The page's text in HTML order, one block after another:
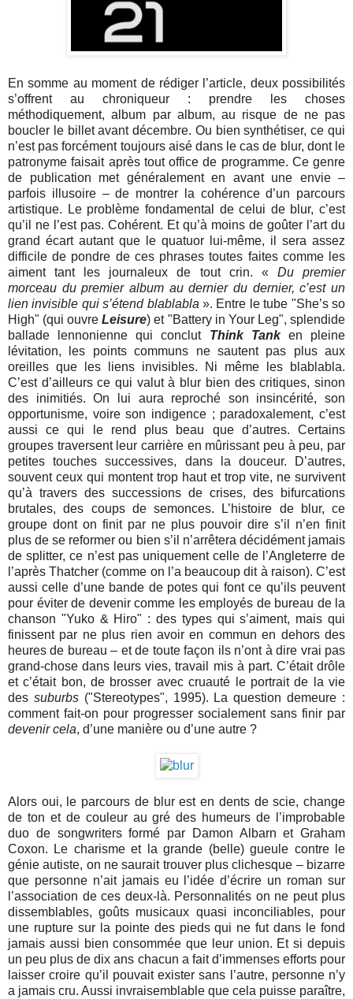
En somme au moment de rédiger l’article, deux possibilités
s’offrent au chroniqueur : prendre les choses
méthodiquement, album par album, au risque de ne pas
boucler le billet avant décembre. Ou bien synthétiser, ce qui
n’est pas forcément toujours aisé dans le cas de blur, dont le
patronyme faisait après tout office de programme. Ce genre
de publication met généralement en avant une envie –
parfois illusoire – de montrer la cohérence d’un parcours
artistique. Le problème fondamental de celui de blur, c’est
qu’il ne l’est pas. Cohérent. Et qu’à moins de goûter l’art du
grand écart autant que le quatuor lui-même, il sera assez
difficile de pondre de ces phrases toutes faites comme les
aiment tant les journaleux de tout crin. « Du premier
morceau du premier album au dernier du dernier, c’est un
lien invisible qui s’étend blablabla ». Entre le tube "She’s so
High" (qui ouvreLeisure) et "Battery in Your Leg", splendide
ballade lennonienne qui conclut Think Tank
en pleine
lévitation, les points communs ne sautent pas plus aux
oreilles que les liens invisibles. Ni même les blablabla.
C’est d’ailleurs ce qui valut à blur bien des critiques, sinon
des inimitiés. On lui aura reproché son insincérité, son
opportunisme, voire son indigence ; paradoxalement, c’est
aussi ce qui le rend plus beau que d’autres. Certains
groupes traversent leur carrière en mûrissant peu à peu, par
petites touches successives, dans la douceur. D’autres,
souvent ceux qui montent trop haut et trop vite, ne survivent
qu’à travers des successions de crises, des bifurcations
brutales, des coups de semonces. L’histoire de blur, ce
groupe dont on finit par ne plus pouvoir dire s’il n’en finit
plus de se reformer ou bien s’il n’arrêtera décidément jamais
de splitter, ce n’est pas uniquement celle de l’Angleterre de
l’après Thatcher (comme on l’a beaucoup dit à raison). C’est
aussi celle d’une bande de potes qui font ce qu’ils peuvent
pour éviter de devenir comme les employés de bureau de la
chanson "Yuko & Hiro" : des types qui s’aiment, mais qui
finissent par ne plus rien avoir en commun en dehors des
heures de bureau – et de toute façon ils n’ont à dire vrai pas
grand-chose dans leurs vies, travail mis à part. C’était drôle
et c’était bon, de brosser avec cruauté le portrait de la vie
des suburbs("Stereotypes", 1995). La question demeure :
comment fait-on pour progresser socialement sans finir par
devenir cela, d’une manière ou d’une autre ?
Alors oui, le parcours de blur est en dents de scie, change
de ton et de couleur au gré des humeurs de l’improbable
duo de songwriters formé par Damon Albarn et Graham
Coxon. Le charisme et la grande (belle) gueule contre le
génie autiste, on ne saurait trouver plus clichesque – bizarre
que personne n’ait jamais eu l’idée d’écrire un roman sur
l’association de ces deux-là. Personnalités on ne peut plus
dissemblables, goûts musicaux quasi inconciliables, pour
une rupture sur la pointe des pieds qui ne fut dans le fond
jamais aussi bien consommée que leur union. Et si depuis
un peu plus de dix ans chacun a fait d’immenses efforts pour
laisser croire qu’il pouvait exister sans l’autre, personne n’y
a jamais cru. Aussi invraisemblable que cela puisse paraître,